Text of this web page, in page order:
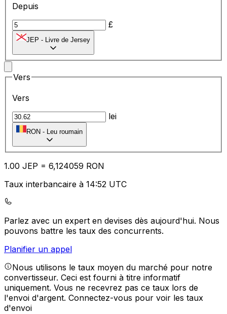
Depuis
£
JEP - Livre de Jersey
Vers
Vers
lei
RON - Leu roumain
1.00 JEP = 6,124059 RON
Taux interbancaire à 14:52 UTC
Parlez avec un expert en devises dès aujourd'hui. Nous
pouvons battre les taux des concurrents.
Planifier un appel
Nous utilisons le taux moyen du marché pour notre
convertisseur. Ceci est fourni à titre informatif
uniquement. Vous ne recevrez pas ce taux lors de
l'envoi d'argent. Connectez-vous pour voir les taux
d'envoi